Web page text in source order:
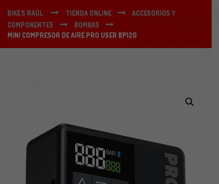
BIKE'S RAÚL TIENDA ONLINE
ACCESORIOS Y
COMPONENTES
BOMBAS
MINI COMPRESOR DE AIRE PRO USER BP120